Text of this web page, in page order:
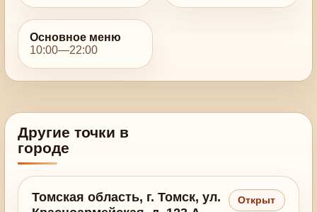
Основное меню
10:00—22:00
Другие точки в
городе
Томская область, г. Томск, ул.
Открыт